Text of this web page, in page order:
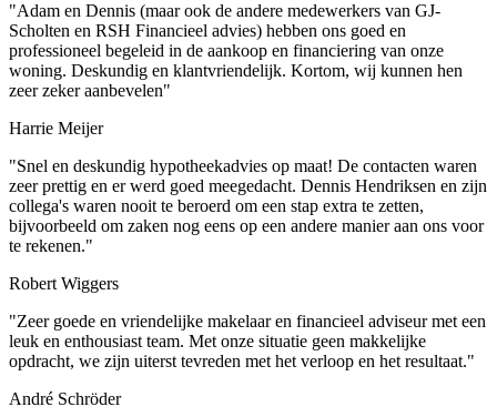
"Adam en Dennis (maar ook de andere medewerkers van GJ-
Scholten en RSH Financieel advies) hebben ons goed en
professioneel begeleid in de aankoop en financiering van onze
woning. Deskundig en klantvriendelijk. Kortom, wij kunnen hen
zeer zeker aanbevelen"
Harrie Meijer
"Snel en deskundig hypotheekadvies op maat! De contacten waren
zeer prettig en er werd goed meegedacht. Dennis Hendriksen en zijn
collega's waren nooit te beroerd om een stap extra te zetten,
bijvoorbeeld om zaken nog eens op een andere manier aan ons voor
te rekenen."
Robert Wiggers
"Zeer goede en vriendelijke makelaar en financieel adviseur met een
leuk en enthousiast team. Met onze situatie geen makkelijke
opdracht, we zijn uiterst tevreden met het verloop en het resultaat."
André Schröder